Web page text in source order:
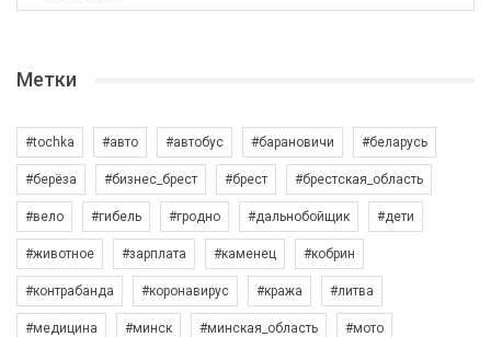
Метки
#tochka #авто #автобус #барановичи #беларусь
#берёза #бизнес_брест #брест #брестская_область
#вело #гибель #гродно #дальнобойщик #дети
#животное #зарплата #каменец #кобрин
#контрабанда #коронавирус #кража #литва
#медицина #минск #минская_область #мото